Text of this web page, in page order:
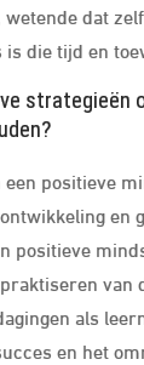
dat
die tijd en
strategieën
een positieve
en
positieve
van
als
en het